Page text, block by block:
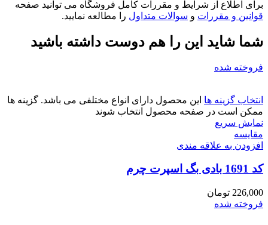
برای اطلاع از شرایط و مقررات کامل فروشگاه می توانید صفحه
قوانین و مقررات و سوالات متداول را مطالعه نمایید.
شما شاید این را هم دوست داشته باشید
فروخته شده
انتخاب گزینه ها این محصول دارای انواع مختلفی می باشد. گزینه ها
ممکن است در صفحه محصول انتخاب شوند
نمایش سریع
مقايسه
افزودن به علاقه مندی
کد 1691 بادی بگ اسپرت چرم
226,000 تومان
فروخته شده